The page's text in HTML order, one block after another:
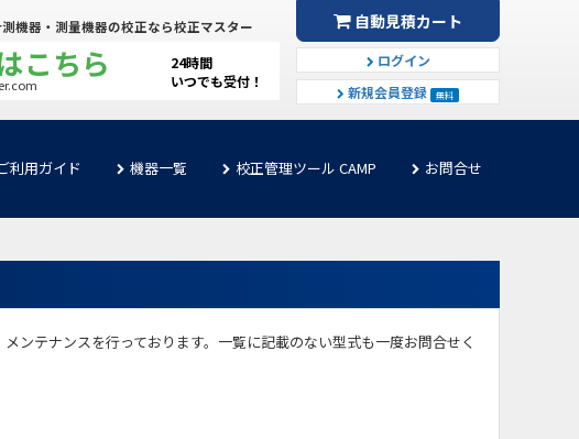
機器・測量機器の校正なら校正マスター
24時間
いつでも受付！
こちら
自動見積カート
ログイン
新規会員登録
無料
利用ガイド 機器一覧 校正管理ツール CAMP お問合せ
ンテナンスを行っております。一覧に記載のない型式も一度お問合せく